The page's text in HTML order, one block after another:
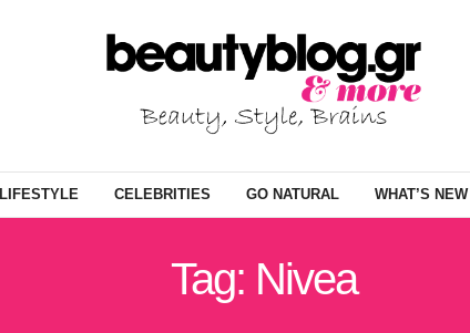
LIFESTYLE CELEBRITIES GO NATURAL WHAT’S NEW
Tag: Nivea